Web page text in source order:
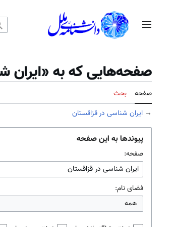
منوی اصلی
صفحه‌هایی که به «ایران
صفحه
بحث
→ ایران شناسی در قزاقستان
پیوندها به این صفحه
صفحه:
فضای نام:
همه